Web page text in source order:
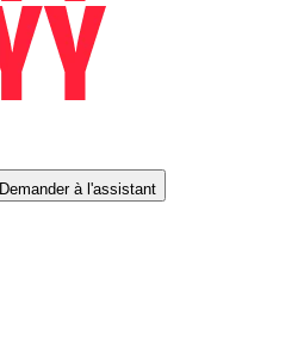
Demander à l'assistant